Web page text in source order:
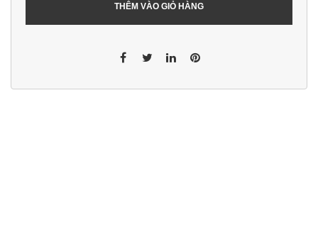
THÊM VÀO GIỎ HÀNG